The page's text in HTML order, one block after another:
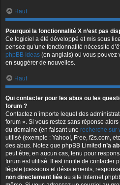
Haut
Pourquoi la fonctionnalité X n’est pas
Ce logiciel a été développé et mis sous
pensez qu’une fonctionnalité nécessite
phpBB Ideas (en anglais) où vous pouvez
en suggérer de nouvelles.
Haut
Qui contacter pour les abus ou les
forum ?
Contactez n’importe lequel des
forum ». Si vous restez sans réponse
du domaine (en faisant une recherche sur
utilisé (exemple : Yahoo!, Free, f2s.com,
des abus. Notez que phpBB Limited n’a
peut être, en aucun cas, tenu pour
forum est utilisé. Il est inutile de contacter
légale (cessions et désistements,
non directement liée au site Internet